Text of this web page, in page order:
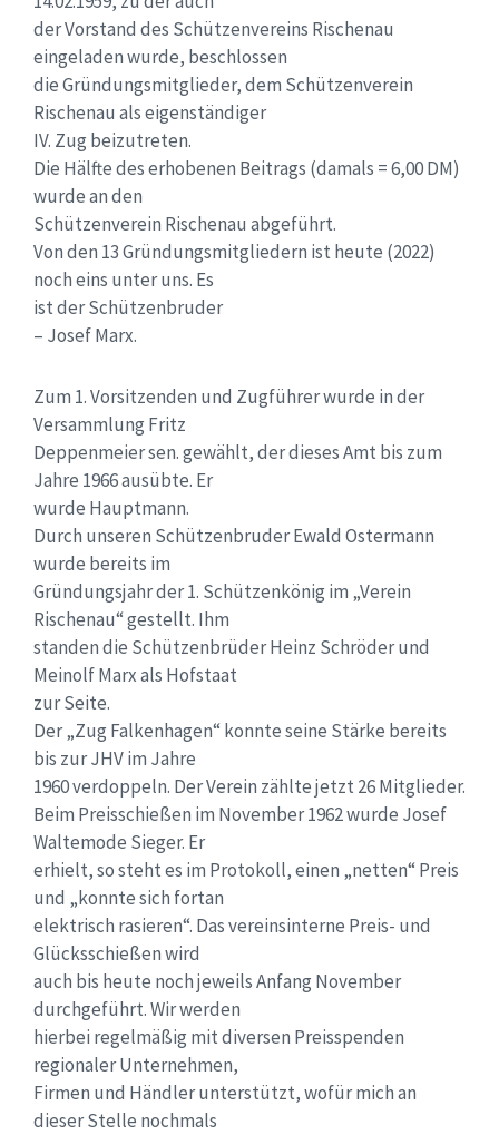
der Vorstand des Schützenvereins Rischenau
eingeladen wurde, beschlossen
die Gründungsmitglieder, dem Schützenverein
Rischenau als eigenständiger
IV. Zug beizutreten.
Die Hälfte des erhobenen Beitrags (damals = 6,00 DM)
wurde an den
Schützenverein Rischenau abgeführt.
Von den 13 Gründungsmitgliedern ist heute (2022)
noch eins unter uns. Es
ist der Schützenbruder
– Josef Marx.
Zum 1. Vorsitzenden und Zugführer wurde in der
Versammlung Fritz
Deppenmeier sen. gewählt, der dieses Amt bis zum
Jahre 1966 ausübte. Er
wurde Hauptmann.
Durch unseren Schützenbruder Ewald Ostermann
wurde bereits im
Gründungsjahr der 1. Schützenkönig im „Verein
Rischenau“ gestellt. Ihm
standen die Schützenbrüder Heinz Schröder und
Meinolf Marx als Hofstaat
zur Seite.
Der „Zug Falkenhagen“ konnte seine Stärke bereits
bis zur JHV im Jahre
1960 verdoppeln. Der Verein zählte jetzt 26 Mitglieder.
Beim Preisschießen im November 1962 wurde Josef
Waltemode Sieger. Er
erhielt, so steht es im Protokoll, einen „netten“ Preis
und „konnte sich fortan
elektrisch rasieren“. Das vereinsinterne Preis- und
Glücksschießen wird
auch bis heute noch jeweils Anfang November
durchgeführt. Wir werden
hierbei regelmäßig mit diversen Preisspenden
regionaler Unternehmen,
Firmen und Händler unterstützt, wofür mich an
dieser Stelle nochmals